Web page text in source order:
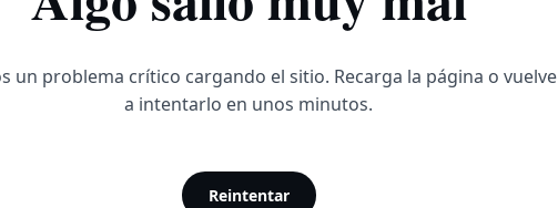
un problema crítico cargando el sitio. Recarga la página o vuelve
a intentarlo en unos minutos.
Reintentar